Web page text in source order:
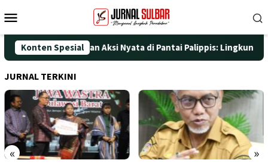
ke
Mobile
Konten Spesial
ke-25 dengan Aksi Nyata di Pantai Palippis: Lingkungan
JURNAL TERKINI
« »